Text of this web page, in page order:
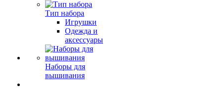
Тип набора
Игрушки
Одежда и
аксессуары
Наборы для
вышивания